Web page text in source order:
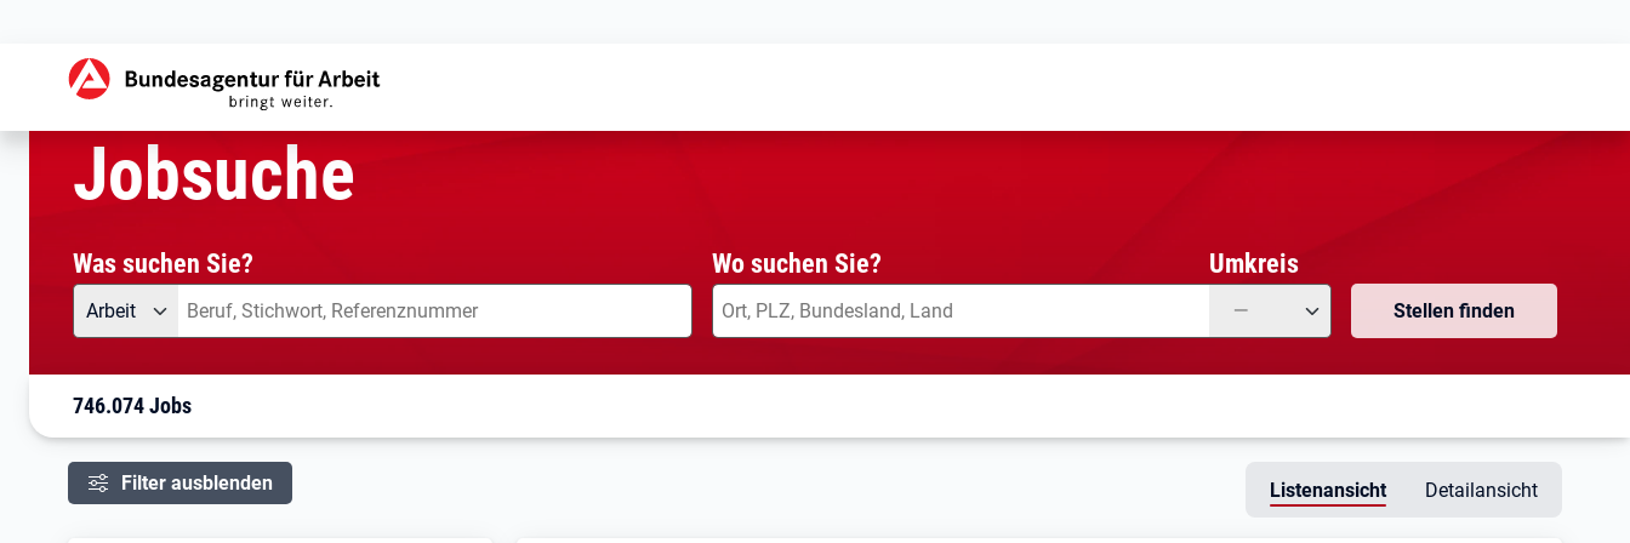
Startseite
Jobsuche
Was suchen Sie?
Angebotsart
Arbeit Was suchen Sie?
Wo suchen Sie? Umkreis
— Stellen finden
746.074 Jobs
Filter ausblenden Listenansicht Detailansicht